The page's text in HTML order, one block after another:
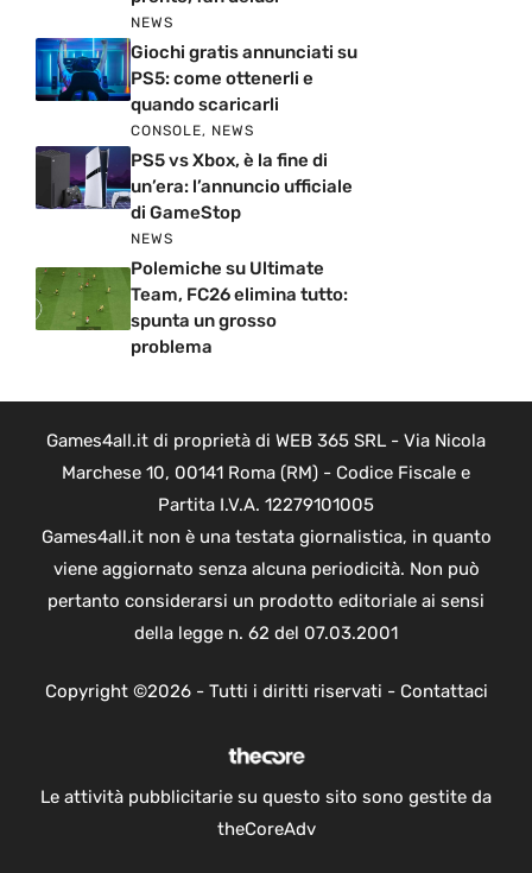
NEWS
Giochi gratis annunciati su
PS5: come ottenerli e
quando scaricarli
CONSOLE, NEWS
PS5 vs Xbox, è la fine di
un’era: l’annuncio ufficiale
di GameStop
NEWS
Polemiche su Ultimate
Team, FC26 elimina tutto:
spunta un grosso
problema
Games4all.it di proprietà di WEB 365 SRL - Via Nicola
Marchese 10, 00141 Roma (RM) - Codice Fiscale e
Partita I.V.A. 12279101005
Games4all.it non è una testata giornalistica, in quanto
viene aggiornato senza alcuna periodicità. Non può
pertanto considerarsi un prodotto editoriale ai sensi
della legge n. 62 del 07.03.2001
Copyright ©2026 - Tutti i diritti riservati - Contattaci
Le attività pubblicitarie su questo sito sono gestite da
theCoreAdv